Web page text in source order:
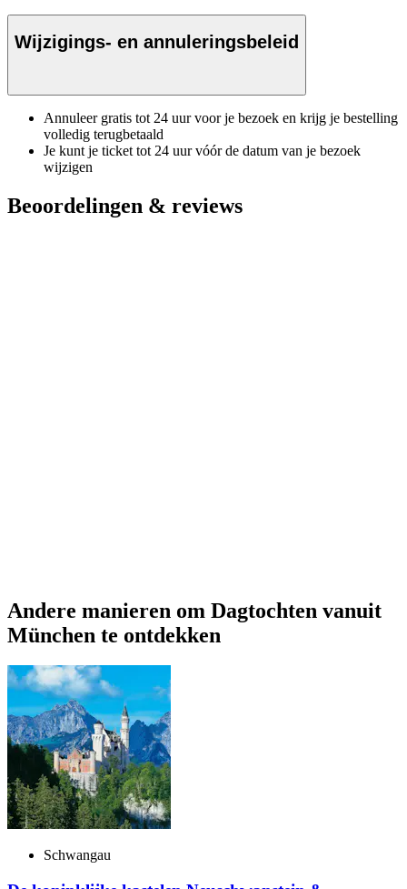
Wijzigings- en annuleringsbeleid
Annuleer gratis tot 24 uur voor je bezoek en krijg je bestelling
volledig terugbetaald
Je kunt je ticket tot 24 uur vóór de datum van je bezoek
wijzigen
Beoordelingen & reviews
Andere manieren om Dagtochten vanuit
München te ontdekken
Schwangau